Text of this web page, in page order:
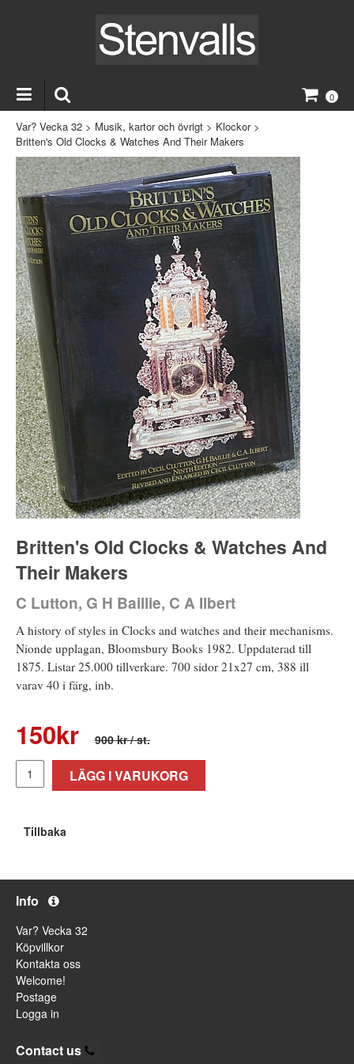
0
Var? Vecka 32 > Musik, kartor och övrigt > Klockor>
Britten's Old Clocks & Watches And Their Makers
Britten's Old Clocks & Watches And
Their Makers
C Lutton, G H Baillie, C A Ilbert
A history of styles in Clocks and watches and their mechanisms.
Nionde upplagan, Bloomsbury Books 1982. Uppdaterad till
1875. Listar 25.000 tillverkare. 700 sidor 21x27 cm, 388 ill
varav 40 i färg, inb.
150kr 900 kr/ st.
LÄGG I VARUKORG
Tillbaka
Info
Var? Vecka 32
Köpvillkor
Kontakta oss
Welcome!
Postage
Logga in
Contact us